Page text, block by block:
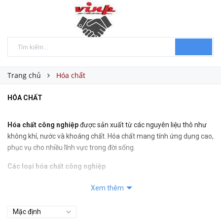
Trang chủ Hóa chất
HÓA CHẤT
Hóa chất công nghiệpđược sản xuất từ các nguyên liệu thô như
không khí, nước và khoáng chất. Hóa chất mang tính ứng dụng cao,
phục vụ cho nhiều lĩnh vực trong đời sống.
Các loại hóa chất công nghiệp
Hóa chất công nghiệp cơ bản: gồm có các loại hóa chất gốc dầu
axit sunfuric,...được sử dụng chủ yếu trong ngành công nghiệp.
Xem thêm